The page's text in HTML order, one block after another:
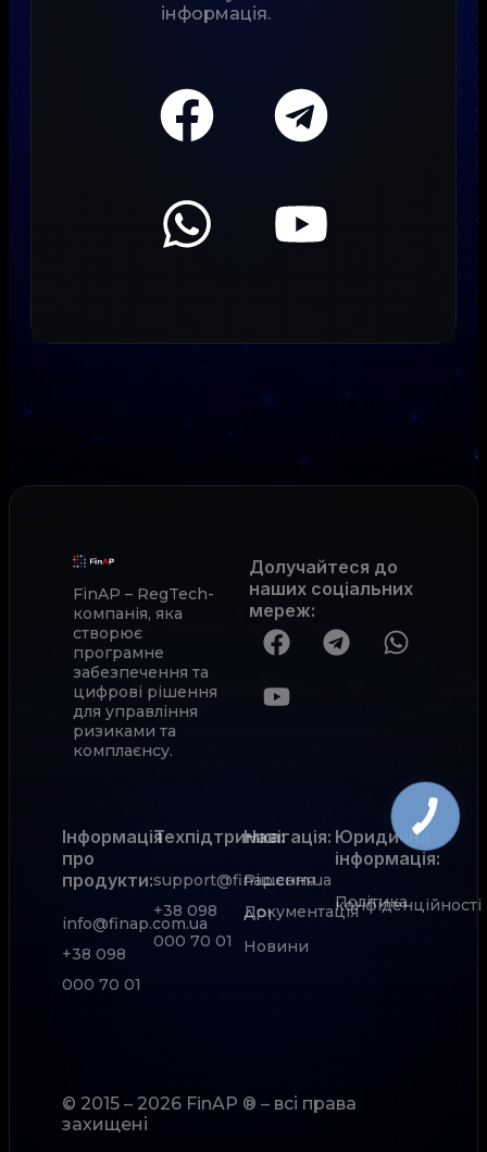
інформація.
FinAP – RegTech-
компанія, яка
створює
програмне
забезпечення та
цифрові рішення
для управління
ризиками та
комплаєнсу.
Долучайтеся до
наших соціальних
мереж:
Інформація
про
продукти:
info@finap.com.ua
+38 098
000 70 01
Техпідтримка:
support@finap.com.ua
+38 098
000 70 01
Рішення
Документація
АРІ
Новини
Навігація: Юридична
інформація:
Політика
конфіденційності
© 2015 – 2026 FinAP ® – всі права
захищені